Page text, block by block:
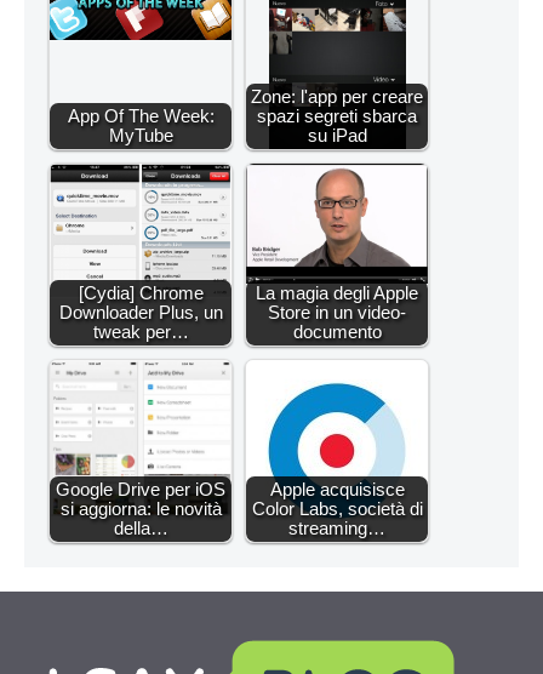
App Of The Week:
MyTube
Zone: l'app per creare
spazi segreti sbarca
su iPad
[Cydia] Chrome
Downloader Plus, un
tweak per…
La magia degli Apple
Store in un video-
documento
Google Drive per iOS
si aggiorna: le novità
della…
Apple acquisisce
Color Labs, società di
streaming…